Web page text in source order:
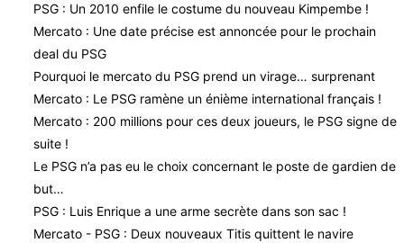
PSG : Un 2010 enfile le costume du nouveau Kimpembe !
Mercato : Une date précise est annoncée pour le prochain
deal du PSG
Pourquoi le mercato du PSG prend un virage… surprenant
Mercato : Le PSG ramène un énième international français !
Mercato : 200 millions pour ces deux joueurs, le PSG signe de
suite !
Le PSG n’a pas eu le choix concernant le poste de gardien de
but…
PSG : Luis Enrique a une arme secrète dans son sac !
Mercato - PSG : Deux nouveaux Titis quittent le navire